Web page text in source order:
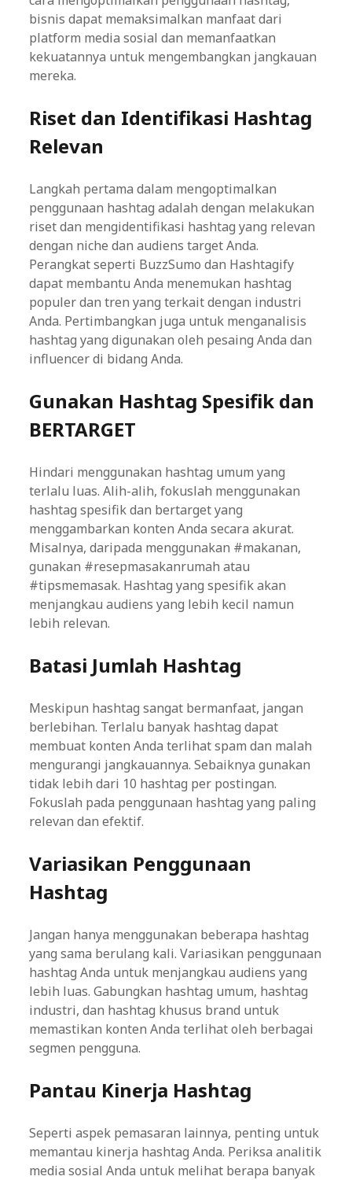
bisnis dapat memaksimalkan manfaat dari
platform media sosial dan memanfaatkan
kekuatannya untuk mengembangkan jangkauan
mereka.
Riset dan Identifikasi Hashtag
Relevan
Langkah pertama dalam mengoptimalkan
penggunaan hashtag adalah dengan melakukan
riset dan mengidentifikasi hashtag yang relevan
dengan niche dan audiens target Anda.
Perangkat seperti BuzzSumo dan Hashtagify
dapat membantu Anda menemukan hashtag
populer dan tren yang terkait dengan industri
Anda. Pertimbangkan juga untuk menganalisis
hashtag yang digunakan oleh pesaing Anda dan
influencer di bidang Anda.
Gunakan Hashtag Spesifik dan
BERTARGET
Hindari menggunakan hashtag umum yang
terlalu luas. Alih-alih, fokuslah menggunakan
hashtag spesifik dan bertarget yang
menggambarkan konten Anda secara akurat.
Misalnya, daripada menggunakan #makanan,
gunakan #resepmasakanrumah atau
#tipsmemasak. Hashtag yang spesifik akan
menjangkau audiens yang lebih kecil namun
lebih relevan.
Batasi Jumlah Hashtag
Meskipun hashtag sangat bermanfaat, jangan
berlebihan. Terlalu banyak hashtag dapat
membuat konten Anda terlihat spam dan malah
mengurangi jangkauannya. Sebaiknya gunakan
tidak lebih dari 10 hashtag per postingan.
Fokuslah pada penggunaan hashtag yang paling
relevan dan efektif.
Variasikan Penggunaan
Hashtag
Jangan hanya menggunakan beberapa hashtag
yang sama berulang kali. Variasikan penggunaan
hashtag Anda untuk menjangkau audiens yang
lebih luas. Gabungkan hashtag umum, hashtag
industri, dan hashtag khusus brand untuk
memastikan konten Anda terlihat oleh berbagai
segmen pengguna.
Pantau Kinerja Hashtag
Seperti aspek pemasaran lainnya, penting untuk
memantau kinerja hashtag Anda. Periksa analitik
media sosial Anda untuk melihat berapa banyak